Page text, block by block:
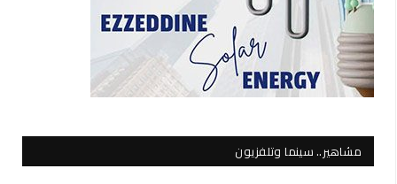
مشاهير.. سينما وتلفزيون